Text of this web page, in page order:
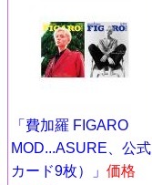
「費加羅 FIGARO
MOD...ASURE、公式
カード9枚）」 価格